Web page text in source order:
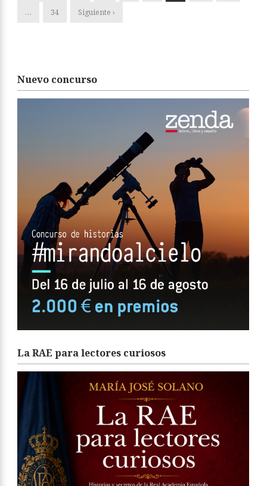
… 34 Siguiente ›
Nuevo concurso
La RAE para lectores curiosos